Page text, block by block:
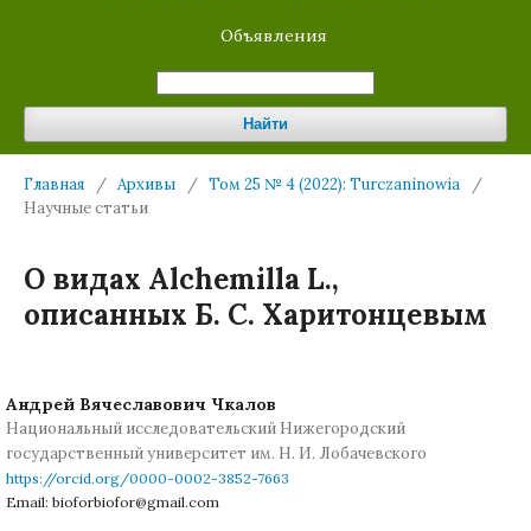
Объявления
Найти
Главная / Архивы / Том 25 № 4 (2022): Turczaninowia
/
Научные статьи
О видах Alchemilla L.,
описанных Б. С. Харитонцевым
Андрей Вячеславович Чкалов
Национальный исследовательский Нижегородский
государственный университет им. Н. И. Лобачевского
https://orcid.org/0000-0002-3852-7663
Email: bioforbiofor@gmail.com